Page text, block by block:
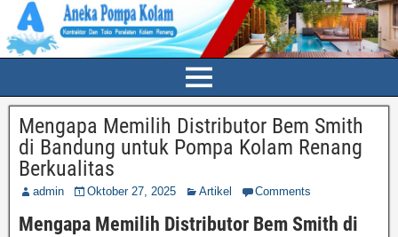
Mengapa Memilih Distributor Bem Smith
di Bandung untuk Pompa Kolam Renang
Berkualitas
admin Oktober 27, 2025 Artikel Comments
Mengapa Memilih Distributor Bem Smith di